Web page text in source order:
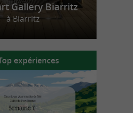
Gallery Biarritz
à Biarritz
expériences